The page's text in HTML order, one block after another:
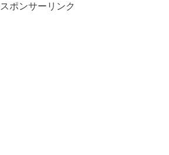
スポンサーリンク